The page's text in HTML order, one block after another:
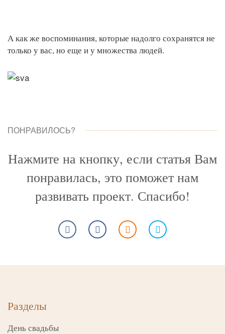
А как же воспоминания, которые надолго сохранятся не
только у вас, но еще и у множества людей.
ПОНРАВИЛОСЬ?
Нажмите на кнопку, если статья Вам
понравилась, это поможет нам
развивать проект. Спасибо!
Разделы
День свадьбы